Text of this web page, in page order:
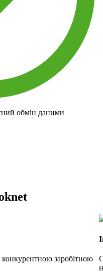
обмін даними
заробітною